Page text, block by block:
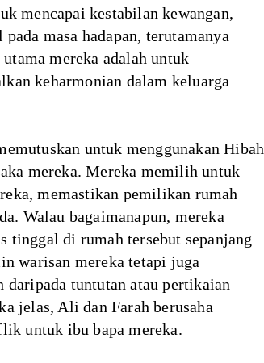
mencapai kestabilan kewangan,
masa hadapan, terutamanya
mereka adalah untuk
keharmonian dalam keluarga
untuk menggunakan Hibah
mereka. Mereka memilih untuk
memastikan pemilikan rumah
Walau bagaimanapun, mereka
tinggal di rumah tersebut sepanjang
warisan mereka tetapi juga
tuntutan atau pertikaian
jelas, Ali dan Farah berusaha
untuk ibu bapa mereka.